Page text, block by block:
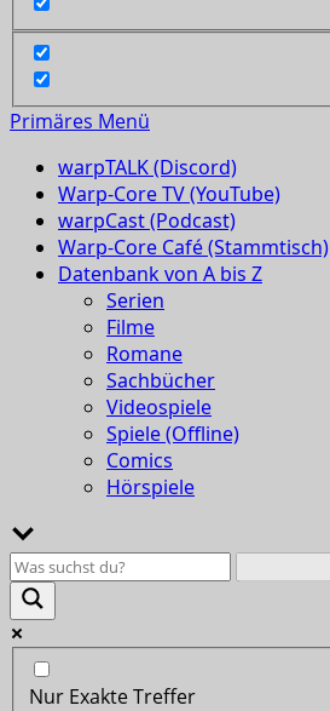
Primäres Menü
warpTALK (Discord)
Warp-Core TV (YouTube)
warpCast (Podcast)
Warp-Core Café (Stammtisch)
Datenbank von A bis Z
Serien
Filme
Romane
Sachbücher
Videospiele
Spiele (Offline)
Comics
Hörspiele
Nur Exakte Treffer